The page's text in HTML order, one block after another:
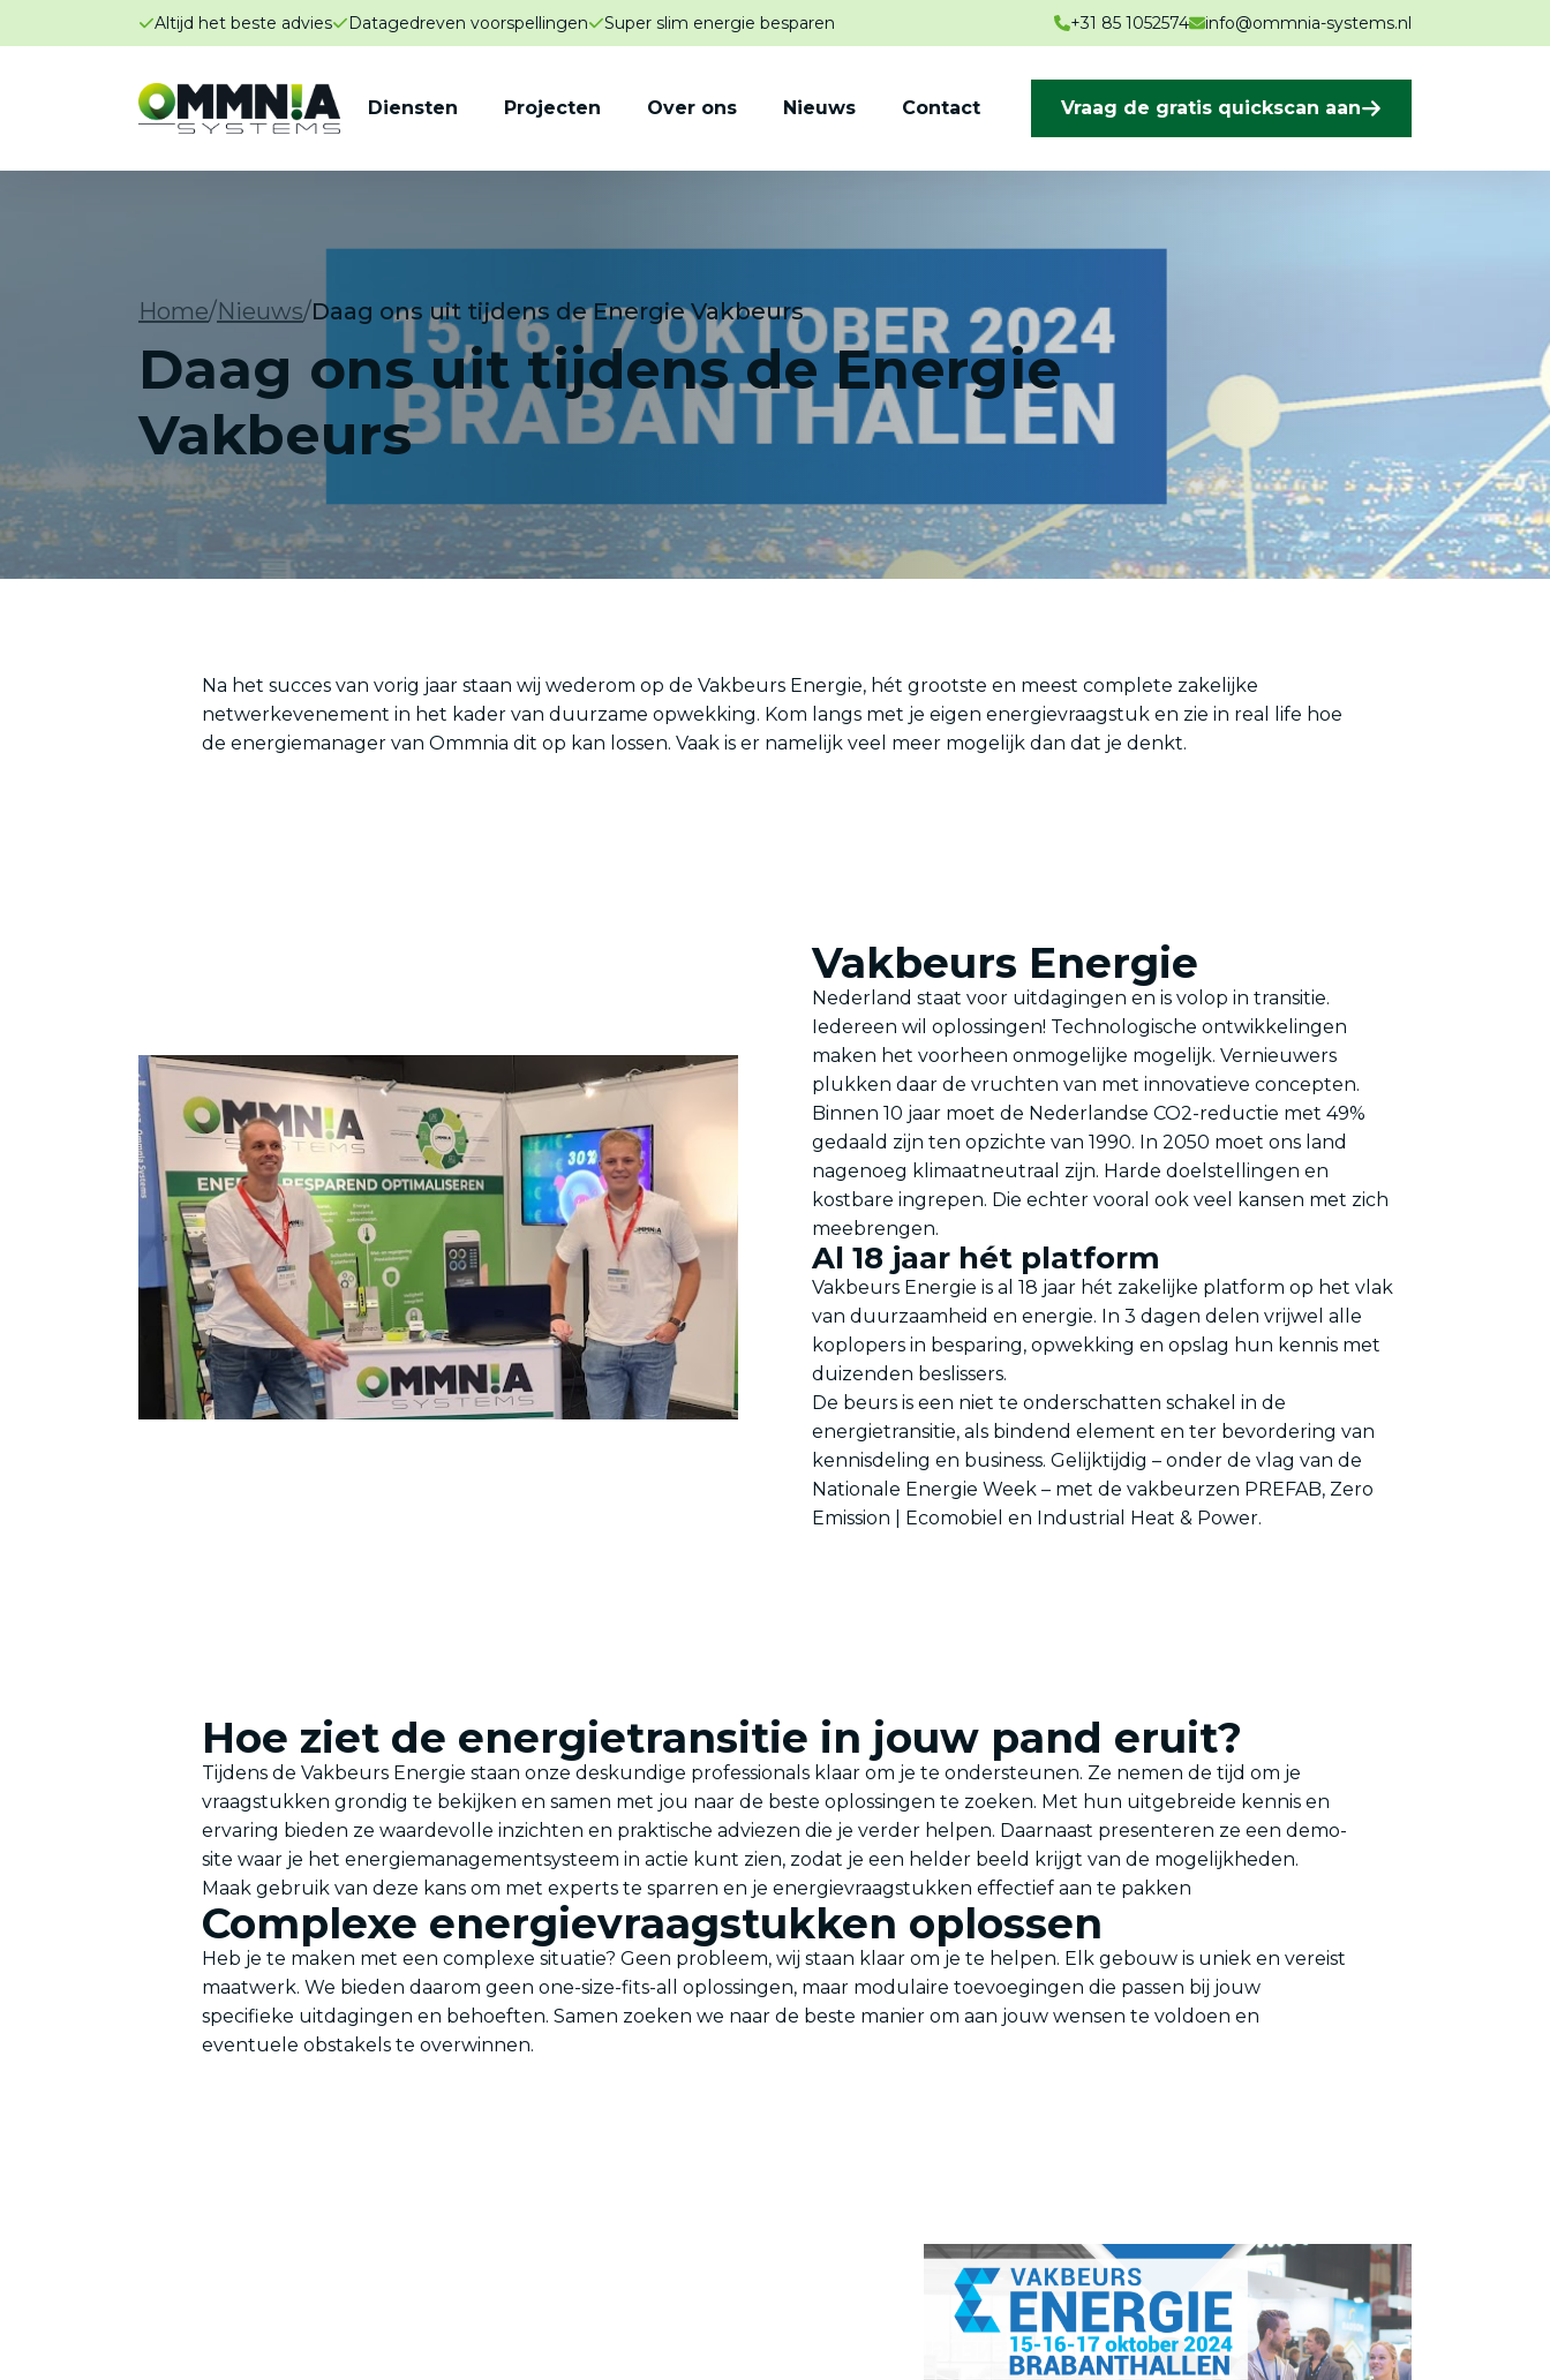
Altijd het beste advies Datagedreven voorspellingen Super slim energie besparen +31 85 1052574 info@ommnia-systems.nl
Diensten Projecten Over ons Nieuws Contact Vraag de gratis quickscan aan
Home/Nieuws/Daag ons uit tijdens de Energie Vakbeurs
Daag ons uit tijdens de Energie
Vakbeurs
Na het succes van vorig jaar staan wij wederom op de Vakbeurs Energie, hét grootste en meest complete zakelijke
netwerkevenement in het kader van duurzame opwekking. Kom langs met je eigen energievraagstuk en zie in real life hoe
de energiemanager van Ommnia dit op kan lossen. Vaak is er namelijk veel meer mogelijk dan dat je denkt.
Vakbeurs Energie
Nederland staat voor uitdagingen en is volop in transitie.
Iedereen wil oplossingen! Technologische ontwikkelingen
maken het voorheen onmogelijke mogelijk. Vernieuwers
plukken daar de vruchten van met innovatieve concepten.
Binnen 10 jaar moet de Nederlandse CO2-reductie met 49%
gedaald zijn ten opzichte van 1990. In 2050 moet ons land
nagenoeg klimaatneutraal zijn. Harde doelstellingen en
kostbare ingrepen. Die echter vooral ook veel kansen met zich
meebrengen.
Al 18 jaar hét platform
Vakbeurs Energie is al 18 jaar hét zakelijke platform op het vlak
van duurzaamheid en energie. In 3 dagen delen vrijwel alle
koplopers in besparing, opwekking en opslag hun kennis met
duizenden beslissers.
De beurs is een niet te onderschatten schakel in de
energietransitie, als bindend element en ter bevordering van
kennisdeling en business. Gelijktijdig – onder de vlag van de
Nationale Energie Week – met de vakbeurzen PREFAB, Zero
Emission | Ecomobiel en Industrial Heat & Power.
Hoe ziet de energietransitie in jouw pand eruit?
Tijdens de Vakbeurs Energie staan onze deskundige professionals klaar om je te ondersteunen. Ze nemen de tijd om je
vraagstukken grondig te bekijken en samen met jou naar de beste oplossingen te zoeken. Met hun uitgebreide kennis en
ervaring bieden ze waardevolle inzichten en praktische adviezen die je verder helpen. Daarnaast presenteren ze een demo-
site waar je het energiemanagementsysteem in actie kunt zien, zodat je een helder beeld krijgt van de mogelijkheden.
Maak gebruik van deze kans om met experts te sparren en je energievraagstukken effectief aan te pakken
Complexe energievraagstukken oplossen
Heb je te maken met een complexe situatie? Geen probleem, wij staan klaar om je te helpen. Elk gebouw is uniek en vereist
maatwerk. We bieden daarom geen one-size-fits-all oplossingen, maar modulaire toevoegingen die passen bij jouw
specifieke uitdagingen en behoeften. Samen zoeken we naar de beste manier om aan jouw wensen te voldoen en
eventuele obstakels te overwinnen.